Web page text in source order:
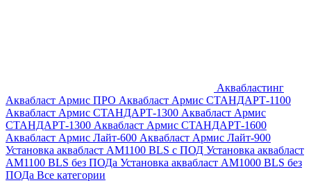
Аквабластинг
Аквабласт Армис ПРО Аквабласт Армис СТАНДАРТ-1100
Аквабласт Армис СТАНДАРТ-1300 Аквабласт Армис
СТАНДАРТ-1300 Аквабласт Армис СТАНДАРТ-1600
Аквабласт Армис Лайт-600 Аквабласт Армис Лайт-900
Установка аквабласт AM1100 BLS с ПОД Установка аквабласт
AM1100 BLS без ПОДа Установка аквабласт AM1000 BLS без
ПОДа Все категории